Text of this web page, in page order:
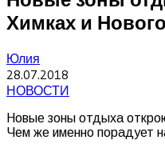
Химках и
Юлия
28.07.2018
НОВОСТИ
Новые зоны отдыха
Чем же именно порадует